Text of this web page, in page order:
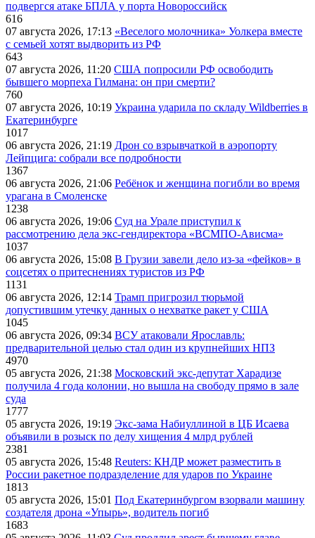
подвергся атаке БПЛА у порта Новороссийск
616
07 августа 2026, 17:13 «Веселого молочника» Уолкера вместе
с семьей хотят выдворить из РФ
643
07 августа 2026, 11:20 США попросили РФ освободить
бывшего морпеха Гилмана: он при смерти?
760
07 августа 2026, 10:19 Украина ударила по складу Wildberries в
Екатеринбурге
1017
06 августа 2026, 21:19 Дрон со взрывчаткой в аэропорту
Лейпцига: собрали все подробности
1367
06 августа 2026, 21:06 Ребёнок и женщина погибли во время
урагана в Смоленске
1238
06 августа 2026, 19:06 Суд на Урале приступил к
рассмотрению дела экс-гендиректора «ВСМПО-Ависма»
1037
06 августа 2026, 15:08 В Грузии завели дело из-за «фейков» в
соцсетях о притеснениях туристов из РФ
1131
06 августа 2026, 12:14 Трамп пригрозил тюрьмой
допустившим утечку данных о нехватке ракет у США
1045
06 августа 2026, 09:34 ВСУ атаковали Ярославль:
предварительной целью стал один из крупнейших НПЗ
4970
05 августа 2026, 21:38 Московский экс-депутат Харадизе
получила 4 года колонии, но вышла на свободу прямо в зале
суда
1777
05 августа 2026, 19:19 Экс-зама Набиуллиной в ЦБ Исаева
объявили в розыск по делу хищения 4 млрд рублей
2381
05 августа 2026, 15:48 Reuters: КНДР может разместить в
России ракетное подразделение для ударов по Украине
1813
05 августа 2026, 15:01 Под Екатеринбургом взорвали машину
создателя дрона «Упырь», водитель погиб
1683